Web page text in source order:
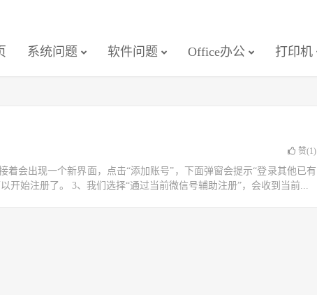
系统问题 软件问题 Office办公 打印机
赞(1)
着会出现一个新界面，点击“添加账号”，下面弹窗会提示“登录其他已有
开始注册了。 3、我们选择“通过当前微信号辅助注册”，会收到当前...